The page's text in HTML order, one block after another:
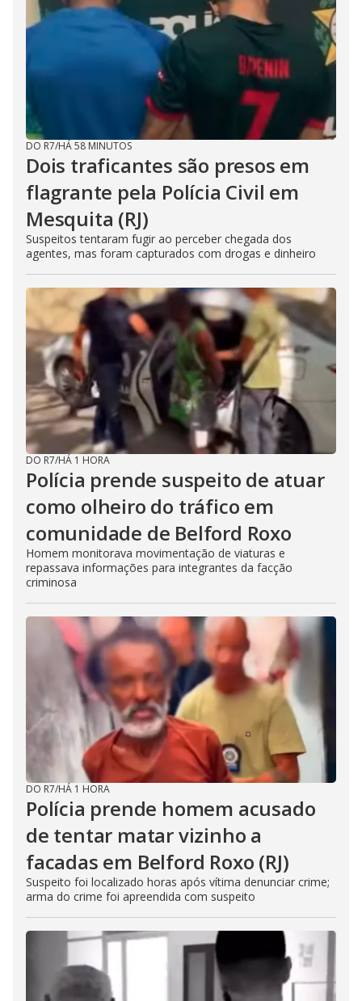
DO R7/HÁ 58 MINUTOS
Dois traficantes são presos em
flagrante pela Polícia Civil em
Mesquita (RJ)
Suspeitos tentaram fugir ao perceber chegada dos
agentes, mas foram capturados com drogas e dinheiro
DO R7/HÁ 1 HORA
Polícia prende suspeito de atuar
como olheiro do tráfico em
comunidade de Belford Roxo
Homem monitorava movimentação de viaturas e
repassava informações para integrantes da facção
criminosa
DO R7/HÁ 1 HORA
Polícia prende homem acusado
de tentar matar vizinho a
facadas em Belford Roxo (RJ)
Suspeito foi localizado horas após vítima denunciar crime;
arma do crime foi apreendida com suspeito